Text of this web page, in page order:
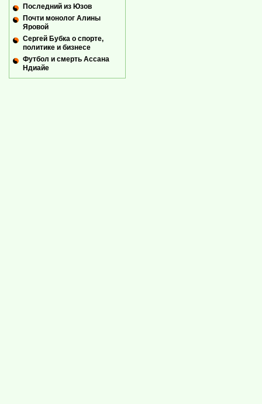
Последний из Юзов
Почти монолог Алины
Яровой
Сергей Бубка о спорте,
политике и бизнесе
Футбол и смерть Ассана
Ндиайе